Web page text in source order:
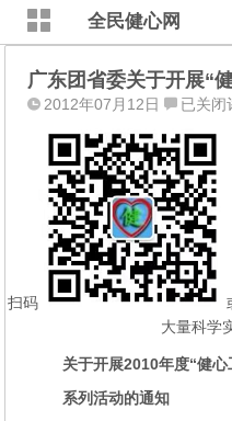
全民健心网
广东团省委关于开展“
2012年07月12日
广
团
省
委
关
于
开
展
“健
工
已关闭
扫码
大量科学
关于开展2010年度“健心
系列活动的通知